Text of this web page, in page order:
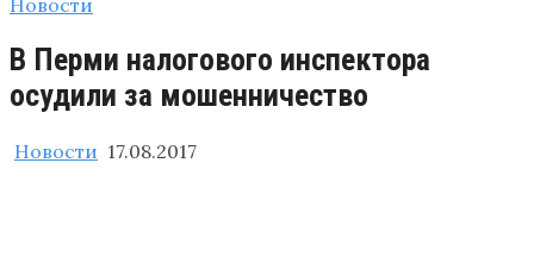
В Перми налогового инспектора
осудили за мошенничество
Новости 17.08.2017